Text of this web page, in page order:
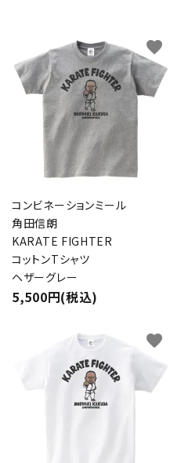
コンビネーションミール
角田信朗
KARATE FIGHTER
コットンTシャツ
ヘザーグレー
5,500円(税込)
favorite
favorite